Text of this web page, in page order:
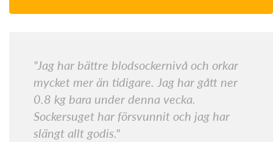
"Jag har bättre blodsockernivå och orkar
mycket mer än tidigare. Jag har gått ner
0.8 kg bara under denna vecka.
Sockersuget har försvunnit och jag har
slängt allt godis."